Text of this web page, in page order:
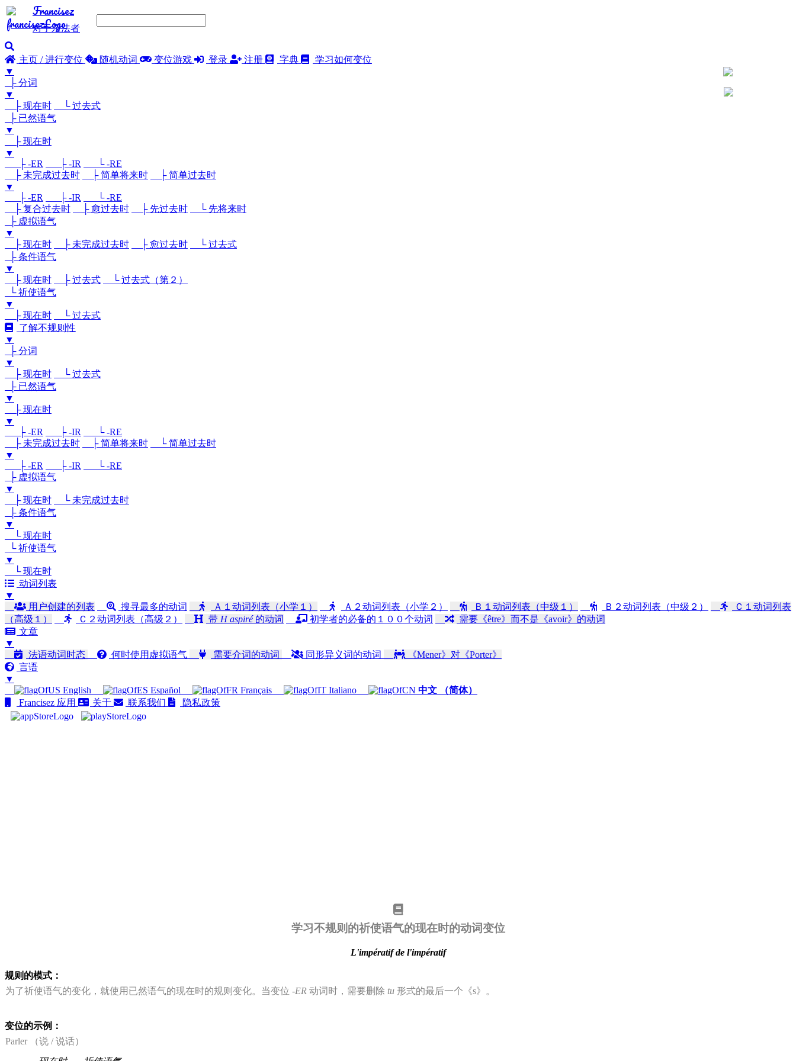
Francisez
对于亲法者
主页 / 进行变位 随机动词 变位游戏 登录 注册 字典
学习如何变位
▼
├ 分词
▼
├ 现在时
└ 过去式
├ 已然语气
▼
├ 现在时
▼
├ -ER
├ -IR
└ -RE
├ 未完成过去时
├ 简单将来时
├ 简单过去时
▼
├ -ER
├ -IR
└ -RE
├ 复合过去时
├ 愈过去时 ├ 先过去时
└ 先将来时
├ 虚拟语气
▼
├ 现在时
├ 未完成过去时 ├ 愈过去时
└ 过去式
├ 条件语气
▼
├ 现在时
├ 过去式
└ 过去式（第２）
└ 祈使语气
▼
├ 现在时
└ 过去式
了解不规则性
▼
├ 分词
▼
├ 现在时
└ 过去式
├ 已然语气
▼
├ 现在时
▼
├ -ER
├ -IR
└ -RE
├ 未完成过去时
├ 简单将来时
└ 简单过去时
▼
├ -ER
├ -IR
└ -RE
├ 虚拟语气
▼
├ 现在时
└ 未完成过去时
├ 条件语气
▼
└ 现在时
└ 祈使语气
▼
└ 现在时
动词列表
▼
用户创建的列表
搜寻最多的动词 Ａ１动词列表（小学１） Ａ２动词列表（小学２） Ｂ１动词列表（中级１） Ｂ２动词列表（中级２）
Ｃ１动词列表
（高级１）
Ｃ２动词列表（高级２） 带 H aspiré的动词 初学者的必备的１００个动词
需要《être》而不是《avoir》的动词
文章
▼
法语动词时态
何时使用虚拟语气 需要介词的动词 同形异义词的动词
《Mener》对《Porter》
言语
▼
English
Español Français Italiano
中文 （简体）
Francisez 应用
关于 联系我们 隐私政策
学习不规则的祈使语气的现在时的动词变位
L'impératif de l'impératif
规则的模式：
为了祈使语气的变化，就使用已然语气的现在时的规则变化。当变位 -ER 动词时，需要删除 tu 形式的最后一个《s》。
变位的示例：
Parler （说 / 说话）